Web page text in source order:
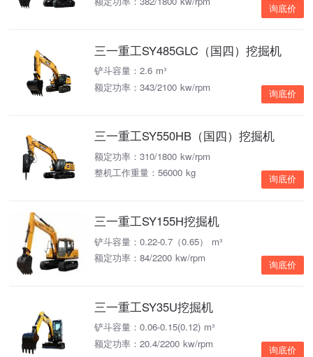
询底价
三一重工SY485GLC（国四）挖掘机
铲斗容量：2.6 m³
额定功率：343/2100 kw/rpm
询底价
三一重工SY550HB（国四）挖掘机
额定功率：310/1800 kw/rpm
整机工作重量：56000 kg
询底价
三一重工SY155H挖掘机
铲斗容量：0.22-0.7（0.65） m³
额定功率：84/2200 kw/rpm
询底价
三一重工SY35U挖掘机
铲斗容量：0.06-0.15(0.12) m³
额定功率：20.4/2200 kw/rpm
询底价